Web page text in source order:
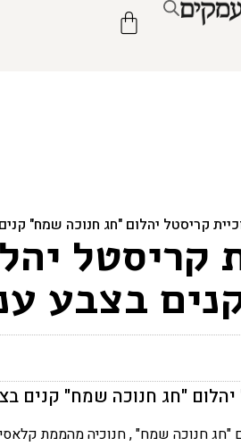
קריסטל יהלום "חג חנוכה שמח"
קריסטל
בצבע
יהלום "חג חנוכה שמח" קנים
"חג חנוכה שמח" , חנוכיה מהממת